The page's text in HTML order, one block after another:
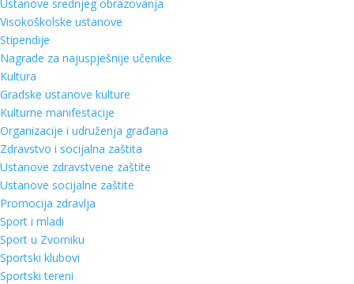
Ustanove srednjeg obrazovanja
Visokoškolske ustanove
Stipendije
Nagrade za najuspješnije učenike
Kultura
Gradske ustanove kulture
Kulturne manifestacije
Organizacije i udruženja građana
Zdravstvo i socijalna zaštita
Ustanove zdravstvene zaštite
Ustanove socijalne zaštite
Promocija zdravlja
Sport i mladi
Sport u Zvorniku
Sportski klubovi
Sportski tereni